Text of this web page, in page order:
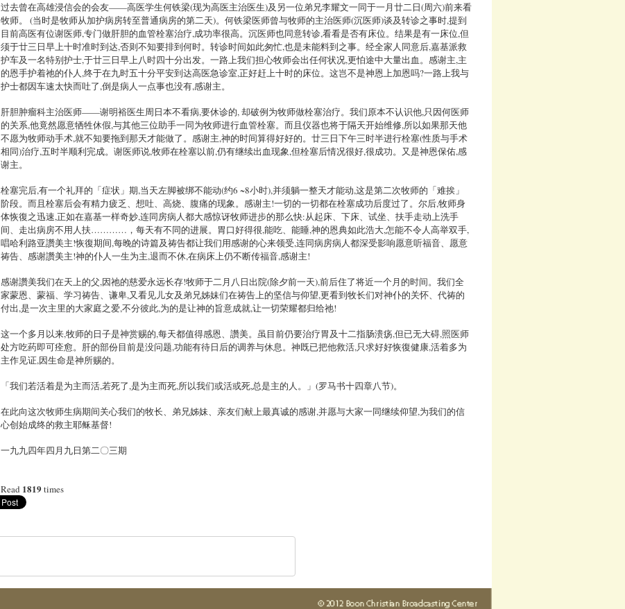
过去曾在高雄浸信会的会友——高医学生何铁梁(现为高医主治医生)及另一位弟兄李耀文一同于一月廿二日(周六)前来看
牧师。 (当时是牧师从加护病房转至普通病房的第二天)。何铁梁医师曾与牧师的主治医师(沉医师)谈及转诊之事时,提到
目前高医有位谢医师,专门做肝胆的血管栓塞治疗,成功率很高。沉医师也同意转诊,看看是否有床位。结果是有一床位,但
须于廿三日早上十时准时到达,否则不知要排到何时。转诊时间如此匆忙,也是未能料到之事。经全家人同意后,嘉基派救
护车及一名特别护士,于廿三日早上八时四十分出发。一路上我们担心牧师会出任何状况,更怕途中大量出血。感谢主,主
的恩手护着祂的仆人,终于在九时五十分平安到达高医急诊室,正好赶上十时的床位。这岂不是神恩上加恩吗?一路上我与
护士都因车速太快而吐了,倒是病人一点事也没有,感谢主。
肝胆肿瘤科主治医师——谢明裕医生周日本不看病,要休诊的, 却破例为牧师做栓塞治疗。我们原本不认识他,只因何医师
的关系,他竟然愿意牺牲休假,与其他三位助手一同为牧师进行血管栓塞。而且仪器也将于隔天开始维修,所以如果那天他
不愿为牧师动手术,就不知要拖到那天才能做了。感谢主,神的时间算得好好的。廿三日下午三时半进行栓塞(性质与手术
相同)治疗,五时半顺利完成。谢医师说,牧师在栓塞以前,仍有继续出血现象,但栓塞后情况很好,很成功。又是神恩保佑,感
谢主。
栓塞完后,有一个礼拜的「症状」期,当天左脚被绑不能动(约6 ~8小时),并须躺一整天才能动,这是第二次牧师的「难挨」
阶段。而且栓塞后会有精力疲乏、想吐、高烧、腹痛的现象。感谢主!一切的一切都在栓塞成功后度过了。尔后,牧师身
体恢復之迅速,正如在嘉基一样奇妙,连同房病人都大感惊讶牧师进步的那么快:从起床、下床、试坐、扶手走动上洗手
间、走出病房不用人扶…………，每天有不同的进展。胃口好得很,能吃、能睡,神的恩典如此浩大,怎能不令人高举双手,
唱哈利路亚讚美主!恢復期间,每晚的诗篇及祷告都让我们用感谢的心来领受,连同病房病人都深受影响愿意听福音、愿意
祷告、感谢讚美主!神的仆人一生为主,退而不休,在病床上仍不断传福音,感谢主!
感谢讚美我们在天上的父,因祂的慈爱永远长存!牧师于二月八日出院(除夕前一天),前后住了将近一个月的时间。我们全
家蒙恩、蒙福、学习祷告、谦卑,又看见儿女及弟兄姊妹们在祷告上的坚信与仰望,更看到牧长们对神仆的关怀、代祷的
付出,是一次主里的大家庭之爱,不分彼此,为的是让神的旨意成就,让一切荣耀都归给祂!
这一个多月以来,牧师的日子是神赏赐的,每天都值得感恩、讚美。虽目前仍要治疗胃及十二指肠溃疡,但已无大碍,照医师
处方吃药即可痊愈。肝的部份目前是没问题,功能有待日后的调养与休息。神既已把他救活,只求好好恢復健康,活着多为
主作见证,因生命是神所赐的。
「我们若活着是为主而活,若死了,是为主而死,所以我们或活或死,总是主的人。」(罗马书十四章八节)。
在此向这次牧师生病期间关心我们的牧长、弟兄姊妹、亲友们献上最真诚的感谢,并愿与大家一同继续仰望,为我们的信
心创始成终的救主耶稣基督!
一九九四年四月九日第二〇三期
Read 1819 times